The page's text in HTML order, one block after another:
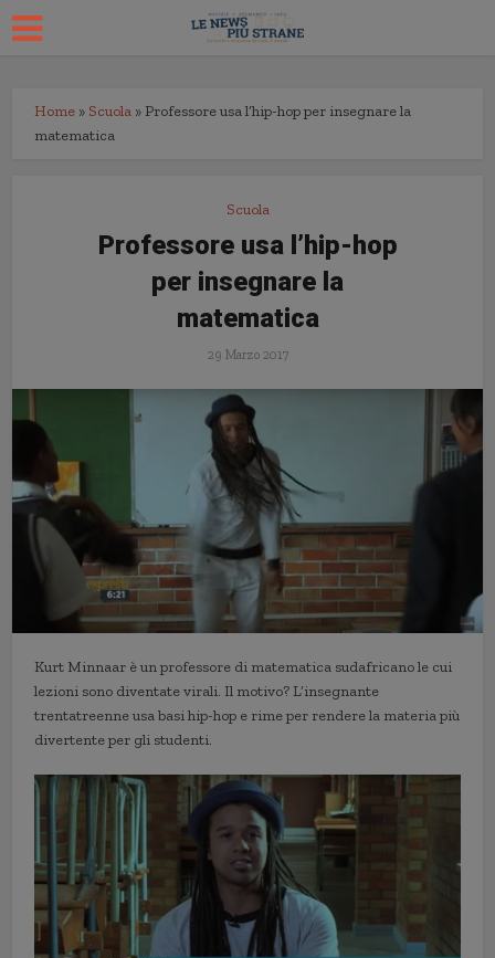
Home » Scuola » Professore usa l’hip-hop per insegnare la
matematica
Scuola
Professore usa l’hip-hop
per insegnare la
matematica
29 Marzo 2017
Kurt Minnaar è un professore di matematica sudafricano le cui
lezioni sono diventate virali. Il motivo? L’insegnante
trentatreenne usa basi hip-hop e rime per rendere la materia più
divertente per gli studenti.